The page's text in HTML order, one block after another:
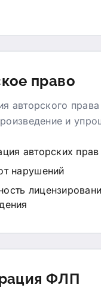
право
авторского
и
авторских прав
нарушений
ФЛП